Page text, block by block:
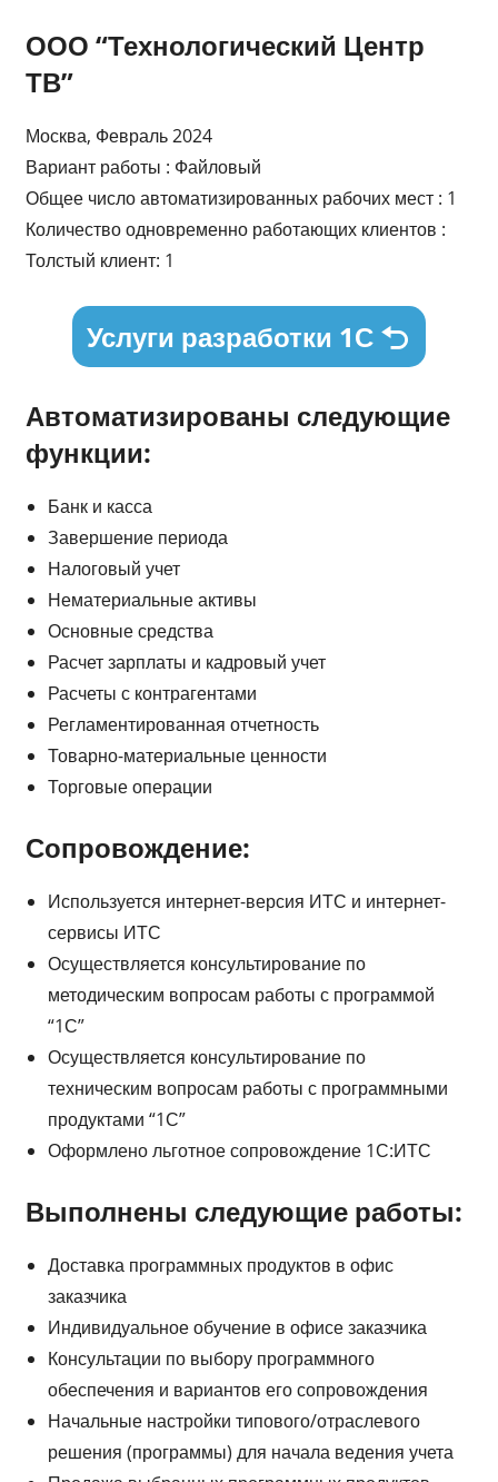
ООО “Технологический Центр
ТВ”
Москва, Февраль 2024
Вариант работы : Файловый
Общее число автоматизированных рабочих мест : 1
Количество одновременно работающих клиентов :
Толстый клиент: 1
Услуги разработки 1С
Автоматизированы следующие
функции:
Банк и касса
Завершение периода
Налоговый учет
Нематериальные активы
Основные средства
Расчет зарплаты и кадровый учет
Расчеты с контрагентами
Регламентированная отчетность
Товарно-материальные ценности
Торговые операции
Сопровождение:
Используется интернет-версия ИТС и интернет-
сервисы ИТС
Осуществляется консультирование по
методическим вопросам работы с программой
“1С”
Осуществляется консультирование по
техническим вопросам работы с программными
продуктами “1С”
Оформлено льготное сопровождение 1С:ИТС
Выполнены следующие работы:
Доставка программных продуктов в офис
заказчика
Индивидуальное обучение в офисе заказчика
Консультации по выбору программного
обеспечения и вариантов его сопровождения
Начальные настройки типового/отраслевого
решения (программы) для начала ведения учета